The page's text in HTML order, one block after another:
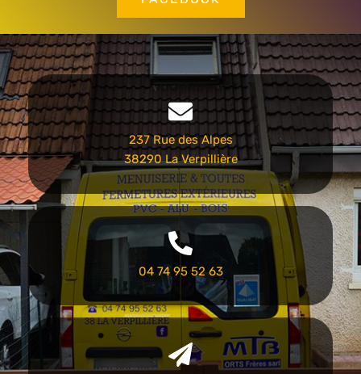
237 Rue des Alpes
38290 La Verpillière
04 74 95 52 63